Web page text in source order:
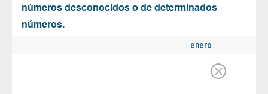
números desconocidos o de determinados
números.
enero